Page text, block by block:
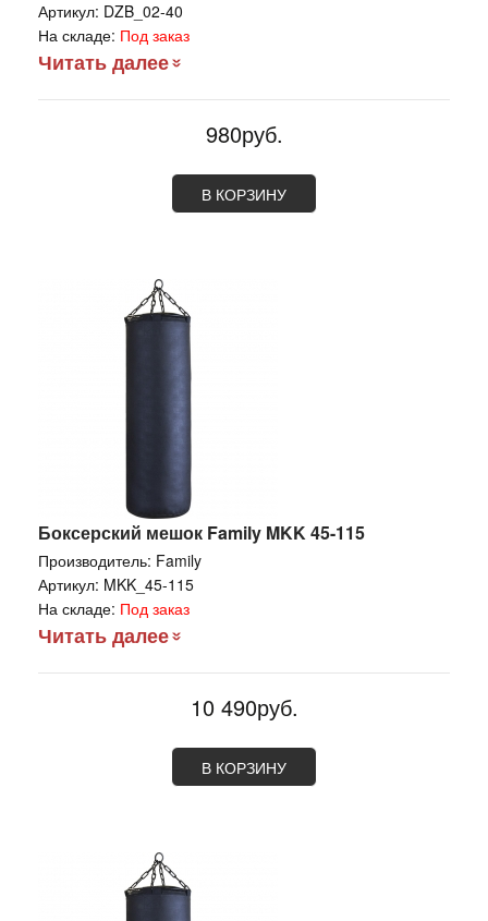
Артикул: DZB_02-40
На складе: Под заказ
Читать далее
980руб.
В КОРЗИНУ
Боксерский мешок Family MKK 45-115
Производитель: Family
Артикул: MKK_45-115
На складе: Под заказ
Читать далее
10 490руб.
В КОРЗИНУ